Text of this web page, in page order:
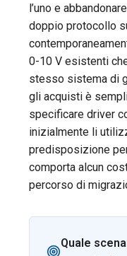
l’uno e
doppio protocollo
0-10 V esistenti
stesso sistema di
gli acquisti è
specificare driver
inizialmente li
predisposizione
comporta alcun
percorso di
Quale